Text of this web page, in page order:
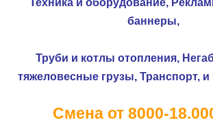
Техника и оборудование,
баннеры,
Труби и котлы отопления,
тяжеловесные грузы, Транспорт, и
Смена от 8000-